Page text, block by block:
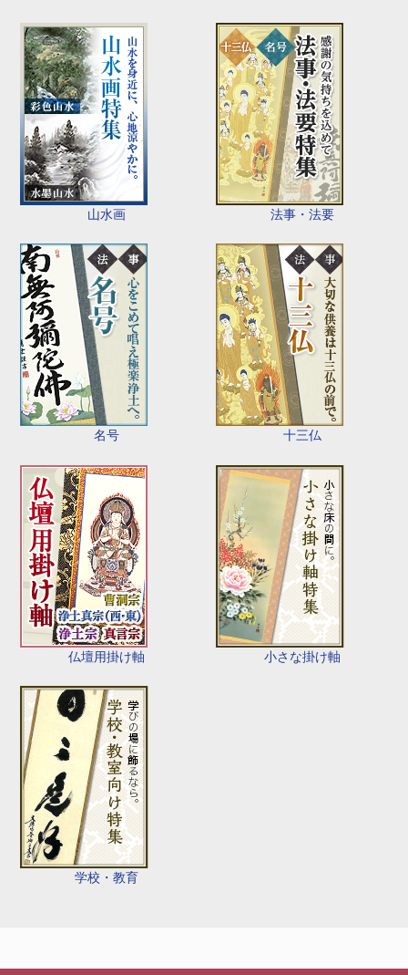
山水画 法事・法要
名号 十三仏
仏壇用掛け軸 小さな掛け軸
学校・教育